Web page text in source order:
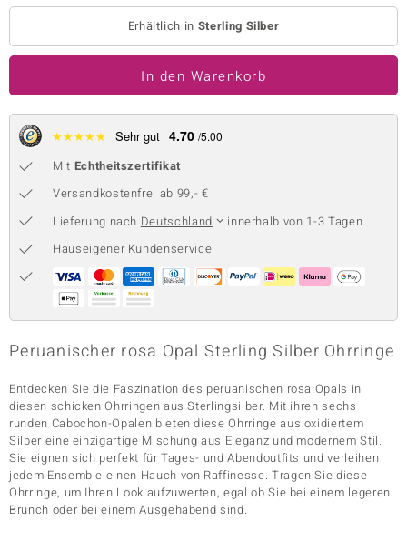
Collection
Collection
Erhältlich in Sterling Silber
In den Warenkorb
★★★★★ Sehr gut 4.70 /5.00
Mit Echtheitszertifikat
Versandkostenfrei ab 99,- €
Lieferung nach Deutschland
innerhalb von 1-3 Tagen
Hauseigener Kundenservice
Peruanischer rosa Opal Sterling Silber Ohrringe
Entdecken Sie die Faszination des peruanischen rosa Opals in
diesen schicken Ohrringen aus Sterlingsilber. Mit ihren sechs
runden Cabochon-Opalen bieten diese Ohrringe aus oxidiertem
Silber eine einzigartige Mischung aus Eleganz und modernem Stil.
Sie eignen sich perfekt für Tages- und Abendoutfits und verleihen
jedem Ensemble einen Hauch von Raffinesse. Tragen Sie diese
Ohrringe, um Ihren Look aufzuwerten, egal ob Sie bei einem legeren
Brunch oder bei einem Ausgehabend sind.